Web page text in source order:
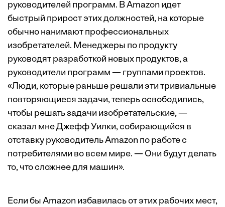
руководителей программ. В Amazon идет
быстрый прирост этих должностей, на которые
обычно нанимают профессиональных
изобретателей. Менеджеры по продукту
руководят разработкой новых продуктов, а
руководители программ — группами проектов.
«Люди, которые раньше решали эти тривиальные
повторяющиеся задачи, теперь освободились,
чтобы решать задачи изобретательские, —
сказал мне Джефф Уилки, собирающийся в
отставку руководитель Amazon по работе с
потребителями во всем мире. — Они будут делать
то, что сложнее для машин».
Если бы Amazon избавилась от этих рабочих мест,